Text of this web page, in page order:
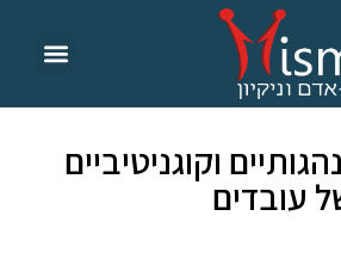
וקוגניטיביים
עובדים